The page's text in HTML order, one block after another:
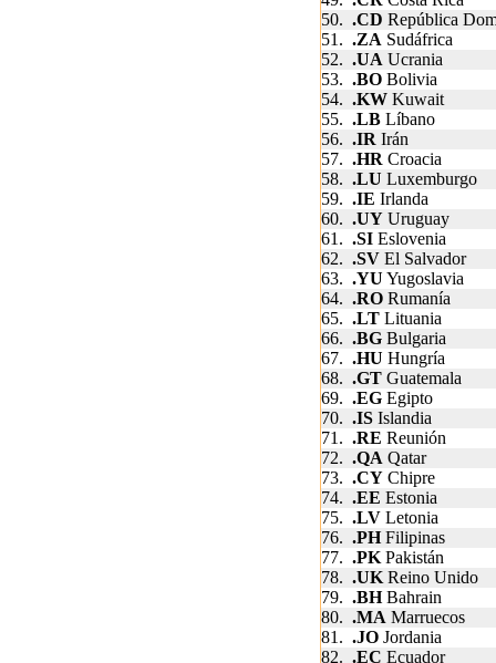
50. .CD República
51. .ZA Sudáfrica
52. .UA Ucrania
53. .BO Bolivia
54. .KW Kuwait
55. .LB Líbano
56. .IR Irán
57. .HR Croacia
58. .LU Luxemburgo
59. .IE Irlanda
60. .UY Uruguay
61. .SI Eslovenia
62. .SV El Salvador
63. .YU Yugoslavia
64. .RO Rumanía
65. .LT Lituania
66. .BG Bulgaria
67. .HU Hungría
68. .GT Guatemala
69. .EG Egipto
70. .IS Islandia
71. .RE Reunión
72. .QA Qatar
73. .CY Chipre
74. .EE Estonia
75. .LV Letonia
76. .PHFilipinas
77. .PK Pakistán
78. .UK Reino Unido
79. .BHBahrain
80. .MA Marruecos
81. .JO Jordania
82. .EC Ecuador